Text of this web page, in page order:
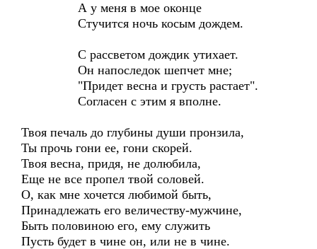
А у меня в мое оконце
Стучится ночь косым дождем.
С рассветом дождик утихает.
Он напоследок шепчет мне;
"Придет весна и грусть растает".
Согласен с этим я вполне.
Твоя печаль до глубины души пронзила,
Ты прочь гони ее, гони скорей.
Твоя весна, придя, не долюбила,
Еще не все пропел твой соловей.
О, как мне хочется любимой быть,
Принадлежать его величеству-мужчине,
Быть половиною его, ему служить
Пусть будет в чине он, или не в чине.